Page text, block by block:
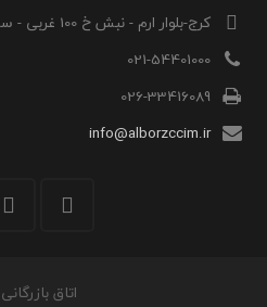
کرج-بلوار ارم - نبش خ 100 غربی - ساختمان آناهیتا
021-54401000
026-33416089
info@alborzccim.ir
اتاق بازرگانی